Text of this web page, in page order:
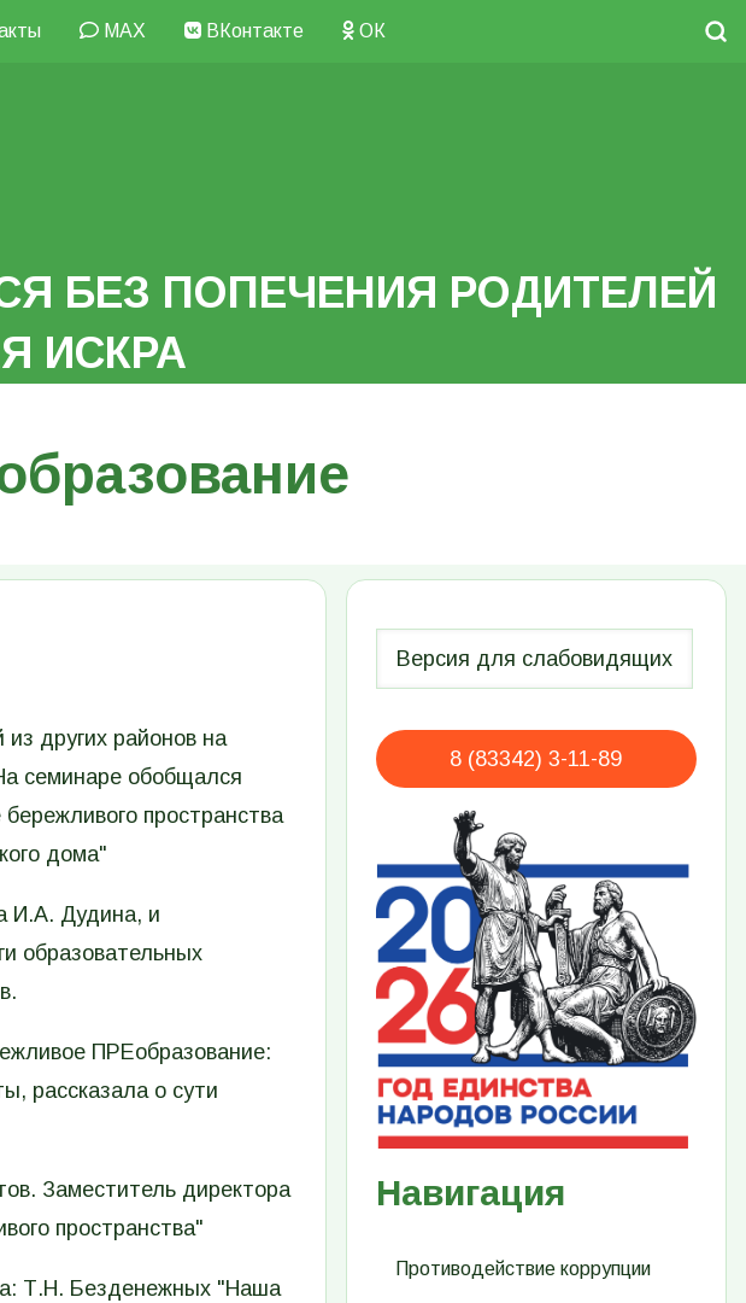
MAX ВКонтакте ОК
БЕЗ ПОПЕЧЕНИЯ РОДИТЕЛЕЙ
ИСКРА
других районов на
семинаре обобщался
пространства
дома"
И.А. Дудина, и
образовательных
ПРЕобразование:
рассказала о сути
Заместитель директора
пространства"
Т.Н. Безденежных "Наша
8 (83342) 3-11-89
Навигация
Противодействие коррупции